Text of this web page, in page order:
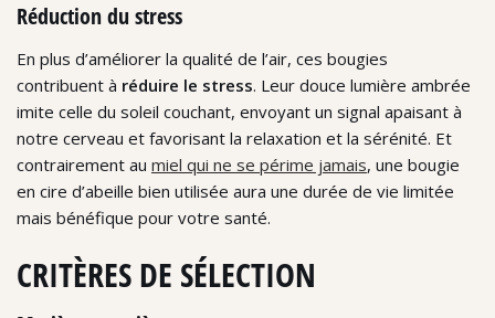
Réduction du stress
En plus d’améliorer la qualité de l’air, ces bougies
contribuent à réduire le stress. Leur douce lumière ambrée
imite celle du soleil couchant, envoyant un signal apaisant à
notre cerveau et favorisant la relaxation et la sérénité. Et
contrairement au miel qui ne se périme jamais, une bougie
en cire d’abeille bien utilisée aura une durée de vie limitée
mais bénéfique pour votre santé.
CRITÈRES DE SÉLECTION